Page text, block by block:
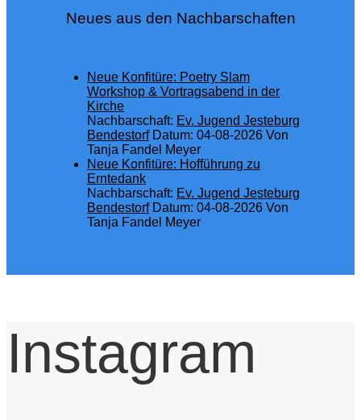
Neues aus den Nachbarschaften
Neue Konfitüre: Poetry Slam
Workshop & Vortragsabend in der
Kirche
Nachbarschaft: Ev. Jugend Jesteburg
Bendestorf Datum: 04-08-2026 Von
Tanja Fandel Meyer
Neue Konfitüre: Hofführung zu
Erntedank
Nachbarschaft: Ev. Jugend Jesteburg
Bendestorf Datum: 04-08-2026 Von
Tanja Fandel Meyer
Instagram